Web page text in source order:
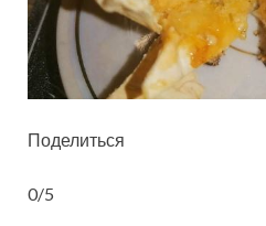
Поделиться
0/5